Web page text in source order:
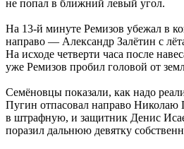
не попал в ближний левый угол.
На 13-й минуте Ремизов убежал в
направо — Александр Залётин с
На исходе четверти часа после
уже Ремизов пробил головой от
Семёновцы показали, как надо
Пугин отпасовал направо Николаю
в штрафную, и защитник Денис
поразил дальнюю девятку